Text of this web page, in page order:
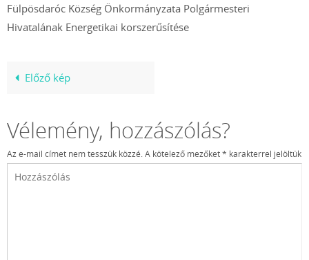
Fülpösdaróc Község Önkormányzata Polgármesteri
Hivatalának Energetikai korszerűsítése
Előző kép
Vélemény, hozzászólás?
Az e-mail címet nem tesszük közzé.A kötelező mezőket* karakterrel jelöltük